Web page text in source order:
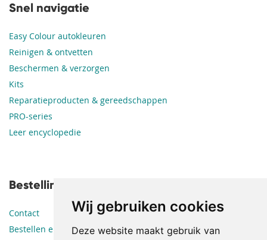
Wij gebruiken cookies
Deze website maakt gebruik van
Snel navigatie
Easy Colour autokleuren
Reinigen & ontvetten
Beschermen & verzorgen
Kits
Reparatieproducten & gereedschappen
PRO-series
Leer encyclopedie
Bestellingen en leveringen
Contact
Bestellen en betalen